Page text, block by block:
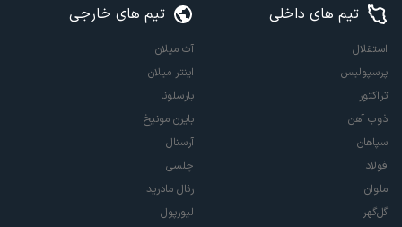
تیم های داخلی
استقلال
پرسپولیس
تراکتور
ذوب آهن
سپاهان
فولاد
ملوان
گل‌گهر
تیم های خارجی
آث میلان
اینتر میلان
بارسلونا
بایرن مونیخ
آرسنال
چلسی
رئال مادرید
لیورپول